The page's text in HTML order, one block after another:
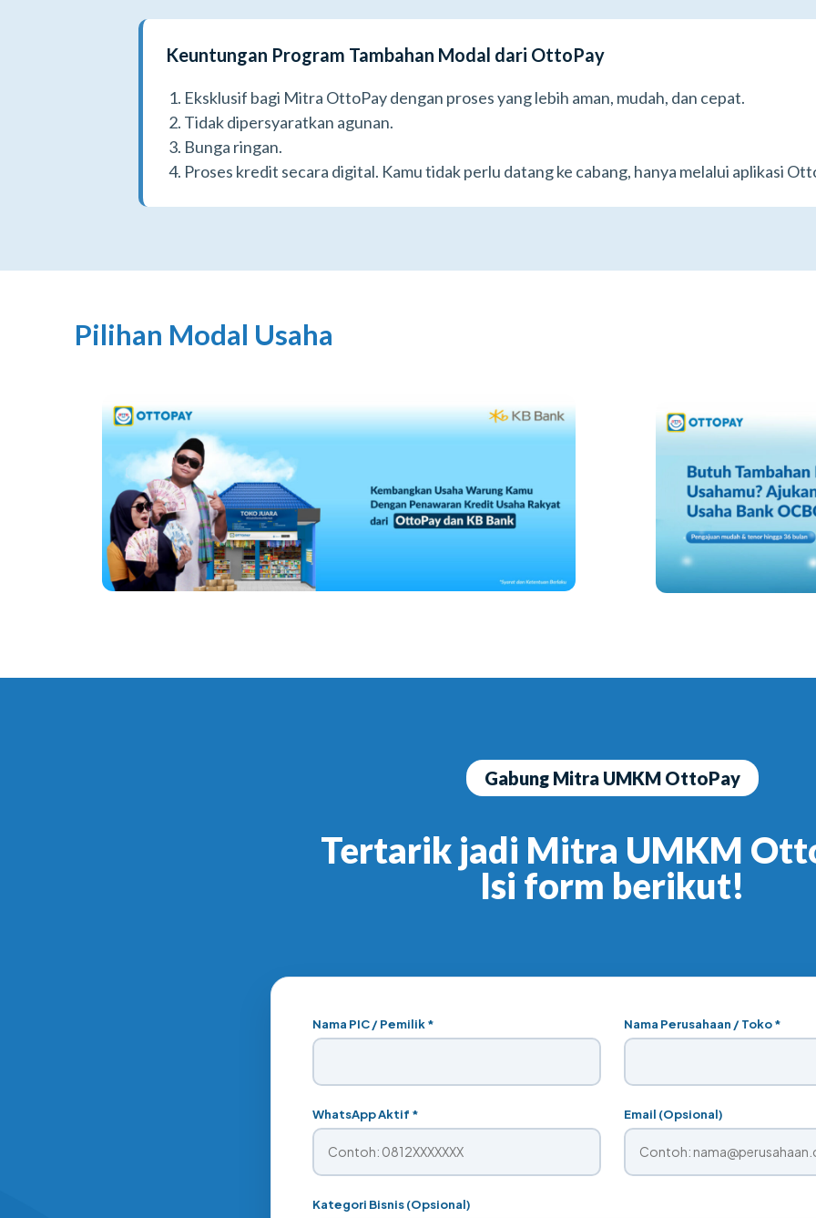
Keuntungan Program Tambahan Modal dari OttoPay
Eksklusif bagi Mitra OttoPay dengan proses yang lebih aman, mudah, dan cepat.
Tidak dipersyaratkan agunan.
Bunga ringan.
Proses kredit secara digital. Kamu tidak perlu datang ke cabang, hanya melalui aplikasi
Pilihan Modal Usaha
Gabung Mitra UMKM OttoPay
Tertarik jadi Mitra UMKM
Isi form berikut!
Nama PIC / Pemilik * Nama Perusahaan / Toko *
WhatsApp Aktif * Email (Opsional)
Kategori Bisnis (Opsional)